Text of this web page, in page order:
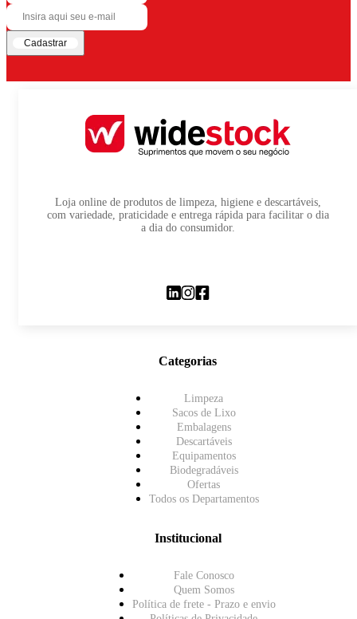
Cadastrar
Loja online de produtos de limpeza, higiene e descartáveis,
com variedade, praticidade e entrega rápida para facilitar o dia
a dia do consumidor.
Categorias
Limpeza
Sacos de Lixo
Embalagens
Descartáveis
Equipamentos
Biodegradáveis
Ofertas
Todos os Departamentos
Institucional
Fale Conosco
Quem Somos
Política de frete - Prazo e envio